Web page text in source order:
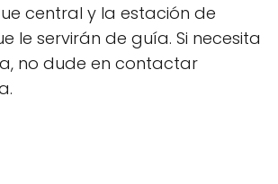
central y la estación de
le servirán de guía. Si necesita
no dude en contactar